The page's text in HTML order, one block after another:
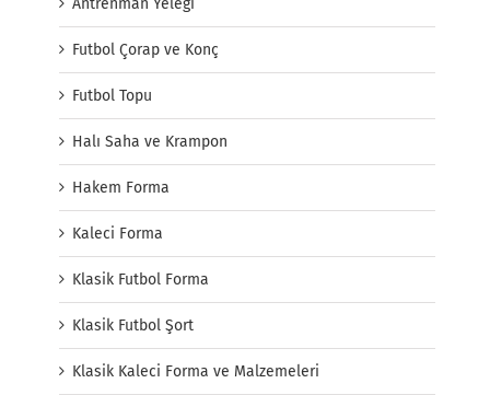
Antrenman Yeleği
Futbol Çorap ve Konç
Futbol Topu
Halı Saha ve Krampon
Hakem Forma
Kaleci Forma
Klasik Futbol Forma
Klasik Futbol Şort
Klasik Kaleci Forma ve Malzemeleri